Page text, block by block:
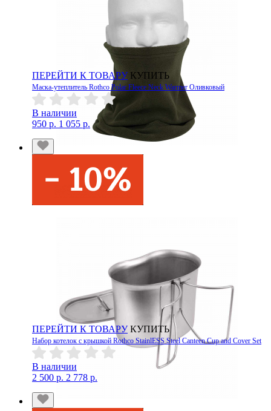
ПЕРЕЙТИ К ТОВАРУ КУПИТЬ
Маска-утеплитель Rothco Polar Fleece Neck Warmer Оливковый
В наличии
950 р. 1 055 р.
ПЕРЕЙТИ К ТОВАРУ КУПИТЬ
Набор котелок с крышкой Rothco StainlESS Steel Canteen Cup and Cover Set
В наличии
2 500 р. 2 778 р.